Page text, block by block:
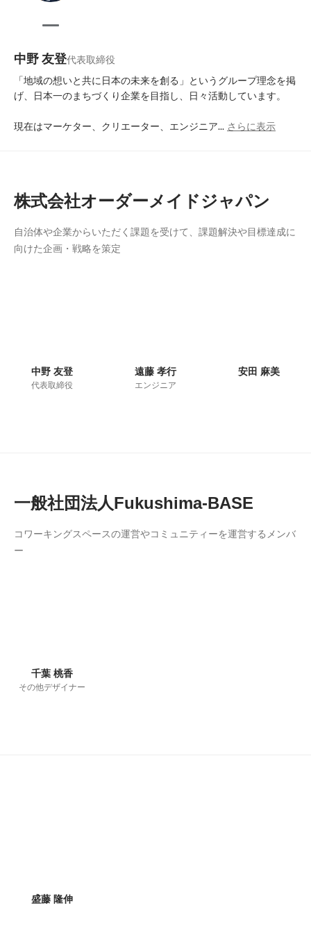
中野 友登代表取締役
「地域の想いと共に日本の未来を創る」というグループ理念を掲
げ、日本一のまちづくり企業を目指し、日々活動しています。
現在はマーケター、クリエーター、エンジニア... さらに表示
株式会社オーダーメイドジャパン
自治体や企業からいただく課題を受けて、課題解決や目標達成に
向けた企画・戦略を策定
中野 友登
代表取締役
遠藤 孝行
エンジニア
安田 麻美
一般社団法人Fukushima-BASE
コワーキングスペースの運営やコミュニティーを運営するメンバ
ー
千葉 桃香
その他デザイナー
盛藤 隆伸